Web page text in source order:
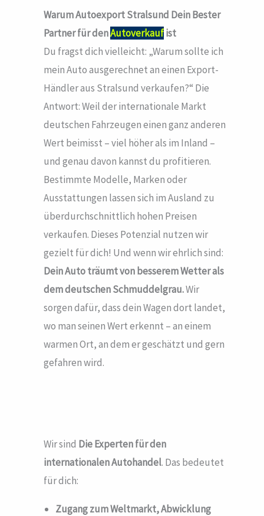
Warum Autoexport Stralsund Dein Bester
Partner für denAutoverkaufist
Du fragst dich vielleicht: „Warum sollte ich
mein Auto ausgerechnet an einen Export-
Händler aus Stralsund verkaufen?“ Die
Antwort: Weil der internationale Markt
deutschen Fahrzeugen einen ganz anderen
Wert beimisst – viel höher als im Inland –
und genau davon kannst du profitieren.
Bestimmte Modelle, Marken oder
Ausstattungen lassen sich im Ausland zu
überdurchschnittlich hohen Preisen
verkaufen. Dieses Potenzial nutzen wir
gezielt für dich! Und wenn wir ehrlich sind:
Dein Auto träumt von besserem Wetter als
dem deutschen Schmuddelgrau.Wir
sorgen dafür, dass dein Wagen dort landet,
wo man seinen Wert erkennt – an einem
warmen Ort, an dem er geschätzt und gern
gefahren wird.
Wir sind Die Experten für den
internationalen Autohandel. Das bedeutet
für dich:
Zugang zum Weltmarkt, Abwicklung